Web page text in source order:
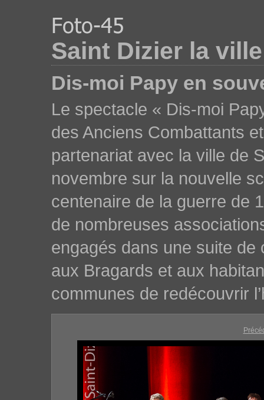
Saint Dizier la
Dis-moi Papy en
Le spectacle « Dis-moi
des Anciens Combattants
partenariat avec la ville de
novembre sur la nouvelle
centenaire de la guerre de
de nombreuses
engagés dans une suite
aux Bragards et aux
communes de redécouvrir